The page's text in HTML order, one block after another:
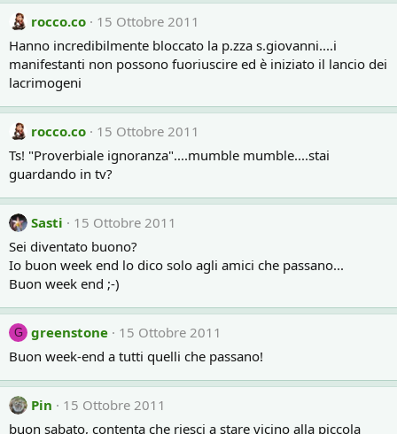
rocco.co
15 Ottobre 2011
Hanno incredibilmente bloccato la p.zza s.giovanni....i
manifestanti non possono fuoriuscire ed è iniziato il lancio dei
lacrimogeni
rocco.co
15 Ottobre 2011
Ts! "Proverbiale ignoranza"....mumble mumble....stai
guardando in tv?
Sasti
15 Ottobre 2011
Sei diventato buono?
Io buon week end lo dico solo agli amici che passano...
Buon week end ;-)
G greenstone
15 Ottobre 2011
Buon week-end a tutti quelli che passano!
Pin
15 Ottobre 2011
buon sabato, contenta che riesci a stare vicino alla piccola